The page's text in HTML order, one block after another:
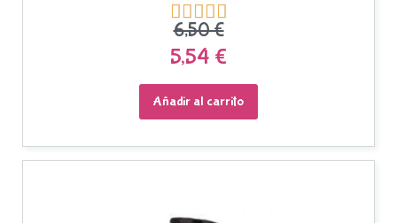

6,50 €
5,54 €
Añadir al carrito